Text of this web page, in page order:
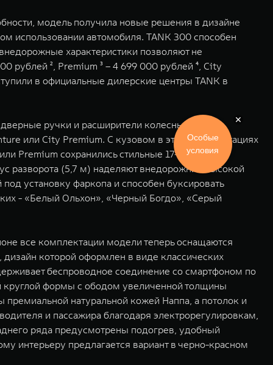
модель получила новые решения в дизайне
использовании автомобиля. TANK 300 способен
характеристики позволяют не
рублей ², Premium ³ – 4 699 000 рублей ⁴, City
в официальные дилерские центры TANK в
ручки и расширители колесных арок,
или City Premium. С кузовом в этих комплектациях
Premium сохранились стильные 17-дюймовые
разворота (5,7 м) наделяют внедорожник высокой
установку фаркопа и способен буксировать
- «Белый Ольхон», «Черный Богдо», «Серый
все комплектации модели теперь оснащаются
которой оформлен в виде классических
беспроводное соединение со смартфоном по
формы с ободом увеличенной толщины
натуральной кожей Наппа, а потолок и
и пассажира благодаря электрорегулировкам,
ряда предусмотрены подогрев, удобный
интерьеру предлагается вариант в черно-красном
Особые
условия